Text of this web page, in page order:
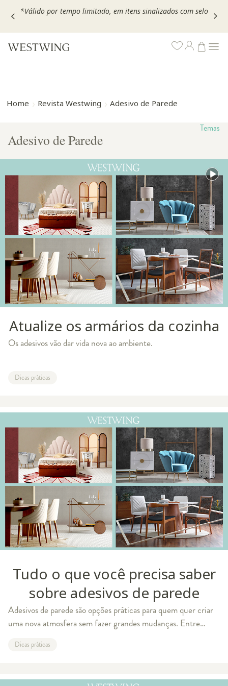
*Válido por tempo limitado, em itens sinalizados com selo
Home Revista Westwing Adesivo de Parede
Temas
Adesivo de Parede
Atualize os armários da cozinha
Os adesivos vão dar vida nova ao ambiente.
Dicas práticas
Tudo o que você precisa saber
sobre adesivos de parede
Adesivos de parede são opções práticas para quem quer criar
uma nova atmosfera sem fazer grandes mudanças. Entre
existe um modelo perfeito para
Dicas práticas